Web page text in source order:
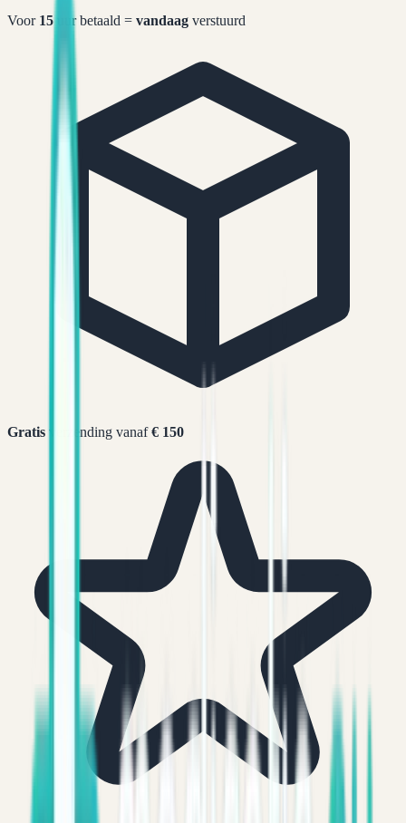
Voor 15 uur betaald = vandaag verstuurd
Gratis verzending vanaf€ 150